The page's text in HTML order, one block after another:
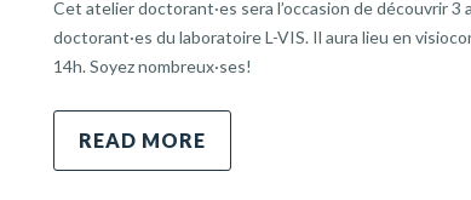
Cet atelier doctorant·es sera l’occasion de découvrir
doctorant·es du laboratoire L-VIS. Il aura lieu en
14h. Soyez nombreux·ses!
READ MORE